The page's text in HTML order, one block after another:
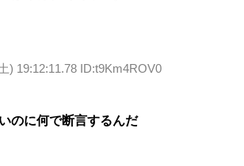
) 19:12:11.78 ID:t9Km4ROV0
のに何で断言するんだ